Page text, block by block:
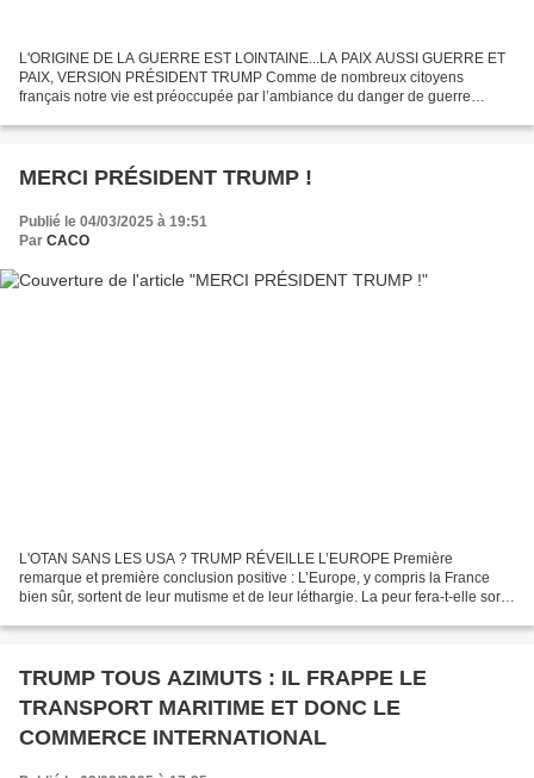
L'ORIGINE DE LA GUERRE EST LOINTAINE...LA PAIX AUSSI GUERRE ET
PAIX, VERSION PRÉSIDENT TRUMP Comme de nombreux citoyens
français notre vie est préoccupée par l’ambiance du danger de guerre
MERCI PRÉSIDENT TRUMP !
Publié le 04/03/2025 à 19:51
Par CACO
L'OTAN SANS LES USA ? TRUMP RÉVEILLE L’EUROPE Première
remarque et première conclusion positive : L’Europe, y compris la France
bien sûr, sortent de leur mutisme et de leur léthargie. La peur fera-t-elle sortir
TRUMP TOUS AZIMUTS : IL FRAPPE LE
TRANSPORT MARITIME ET DONC LE
COMMERCE INTERNATIONAL